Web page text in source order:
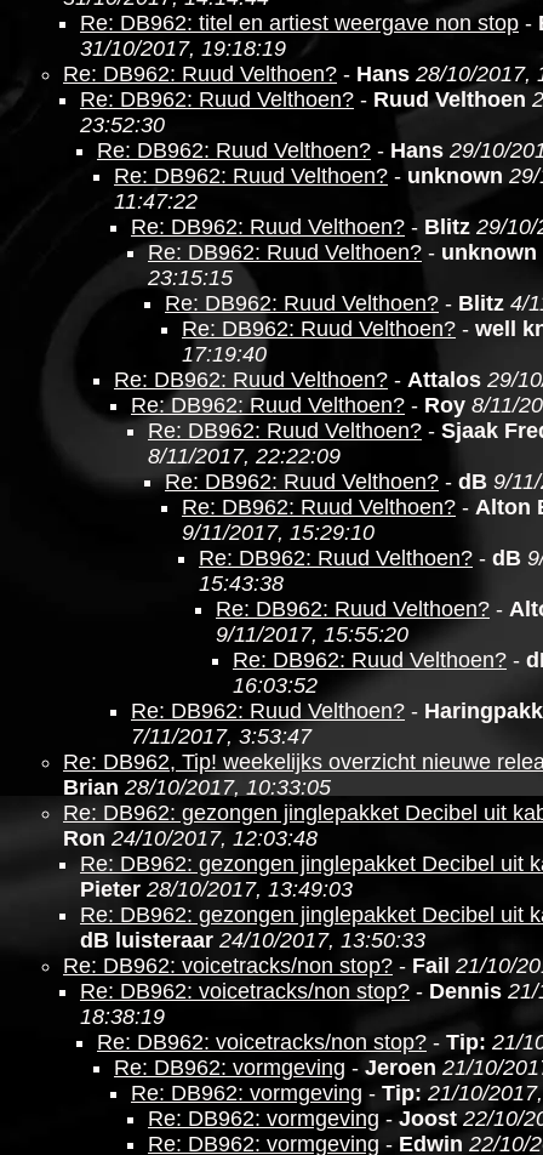
Re: DB962: titel en artiest weergave non stop -
31/10/2017, 19:18:19
Re: DB962: Ruud Velthoen? - Hans 28/10/2017,
Re: DB962: Ruud Velthoen? - Ruud Velthoen
23:52:30
Re: DB962: Ruud Velthoen? - Hans 29/10/
Re: DB962: Ruud Velthoen? - unknown
11:47:22
Re: DB962: Ruud Velthoen? - Blitz 29/10/
Re: DB962: Ruud Velthoen? - unknown
23:15:15
Re: DB962: Ruud Velthoen? - Blitz 4/
Re: DB962: Ruud Velthoen? - well
17:19:40
Re: DB962: Ruud Velthoen? - Attalos 29/
Re: DB962: Ruud Velthoen? - Roy 8/11/
Re: DB962: Ruud Velthoen? - Sjaak
8/11/2017, 22:22:09
Re: DB962: Ruud Velthoen? - dB 9/
Re: DB962: Ruud Velthoen? - Alton
9/11/2017, 15:29:10
Re: DB962: Ruud Velthoen? - dB
15:43:38
Re: DB962: Ruud Velthoen? -
9/11/2017, 15:55:20
Re: DB962: Ruud Velthoen? -
16:03:52
Re: DB962: Ruud Velthoen? -
7/11/2017, 3:53:47
Re: DB962, Tip! weekelijks overzicht nieuwe
Brian 28/10/2017, 10:33:05
Re: DB962: gezongen jinglepakket Decibel uit
Ron 24/10/2017, 12:03:48
Re: DB962: gezongen jinglepakket Decibel uit
Pieter 28/10/2017, 13:49:03
Re: DB962: gezongen jinglepakket Decibel uit
dB luisteraar 24/10/2017, 13:50:33
Re: DB962: voicetracks/non stop? - Fail 21/10/
Re: DB962: voicetracks/non stop? - Dennis 21/
18:38:19
Re: DB962: voicetracks/non stop? - Tip: 21/
Re: DB962: vormgeving - Jeroen 21/10/
Re: DB962: vormgeving - Tip: 21/10/
Re: DB962: vormgeving - Joost 22/10/
Re: DB962: vormgeving - Edwin 22/10/